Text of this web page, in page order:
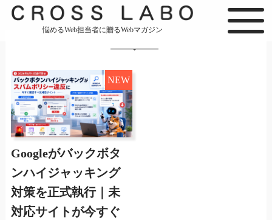
悩めるWeb担当者に贈るWebマガジン
NEW
Googleがバックボタ
ンハイジャッキング
対策を正式執行｜未
対応サイトが今すぐ